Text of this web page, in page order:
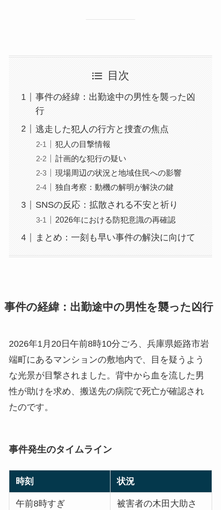
目次
事件の経緯：出勤途中の男性を襲った凶
行
逃走した犯人の行方と捜査の焦点
犯人の目撃情報
計画的な犯行の疑い
現場周辺の状況と地域住民への影響
独自考察：動機の解明が解決の鍵
SNSの反応：拡散される不安と祈り
2026年における防犯意識の再確認
まとめ：一刻も早い事件の解決に向けて
事件の経緯：出勤途中の男性を襲った凶行
2026年1月20日午前8時10分ごろ、兵庫県姫路市岩
端町にあるマンションの敷地内で、目を疑うよう
な光景が目撃されました。背中から血を流した男
性が助けを求め、搬送先の病院で死亡が確認され
たのです。
事件発生のタイムライン
時刻 状況
午前8時すぎ
被害者の木田大助さ